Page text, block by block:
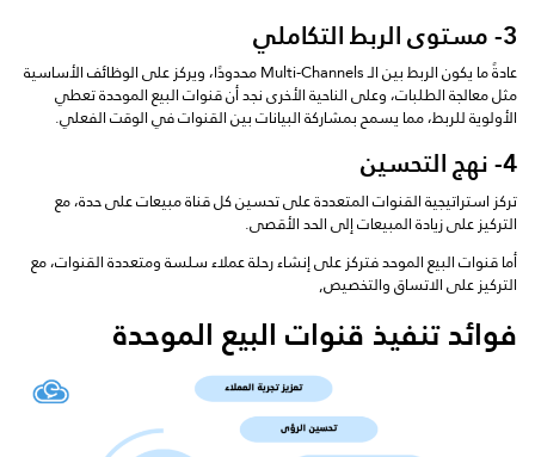
3- مستوى الربط التكاملي
عادةً ما يكون الربط بين الـ Multi-Channels محدودًا، ويركز على الوظائف الأساسية
مثل معالجة الطلبات، وعلى الناحية الأخرى نجد أن قنوات البيع الموحدة تعطي
الأولوية للربط، مما يسمح بمشاركة البيانات بين القنوات في الوقت الفعلي.
4- نهج التحسين
تركز استراتيجية القنوات المتعددة على تحسين كل قناة مبيعات على حدة، مع
التركيز على زيادة المبيعات إلى الحد الأقصى.
أما قنوات البيع الموحد فتركز على إنشاء رحلة عملاء سلسة ومتعددة القنوات، مع
التركيز على الاتساق والتخصيص,
فوائد تنفيذ قنوات البيع الموحدة